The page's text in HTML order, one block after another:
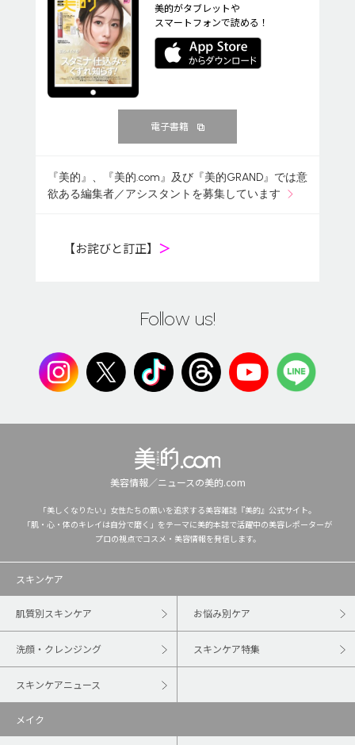
美的がタブレットや
スマートフォンで読める！
電子書籍
『美的』、『美的.com』及び『美的GRAND』では意
欲ある編集者／アシスタントを募集しています
【お詫びと訂正】 ＞
Follow us!
美容情報／ニュースの美的.com
「美しくなりたい」女性たちの願いを追求する美容雑誌『美的』公式サイト。
「肌・心・体のキレイは自分で磨く」をテーマに美的本誌で活躍中の美容レポーターが
プロの視点でコスメ・美容情報を発信します。
スキンケア
肌質別スキンケア お悩み別ケア
洗顔・クレンジング スキンケア特集
スキンケアニュース
メイク